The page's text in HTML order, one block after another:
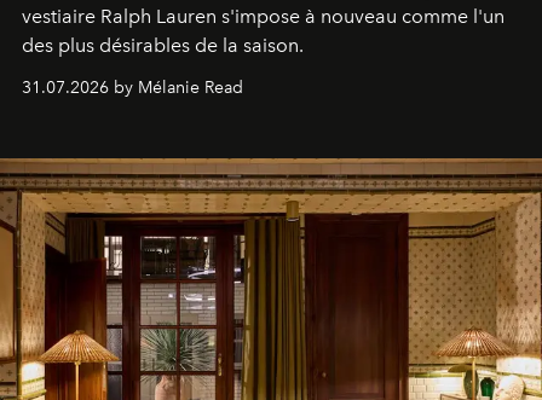
vestiaire Ralph Lauren s'impose à nouveau comme l'un
des plus désirables de la saison.
31.07.2026 by Mélanie Read